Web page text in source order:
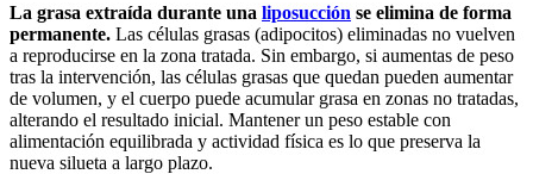
La grasa extraída durante una liposucción se elimina de forma
permanente. Las células grasas (adipocitos) eliminadas no vuelven
a reproducirse en la zona tratada. Sin embargo, si aumentas de peso
tras la intervención, las células grasas que quedan pueden aumentar
de volumen, y el cuerpo puede acumular grasa en zonas no tratadas,
alterando el resultado inicial. Mantener un peso estable con
alimentación equilibrada y actividad física es lo que preserva la
nueva silueta a largo plazo.